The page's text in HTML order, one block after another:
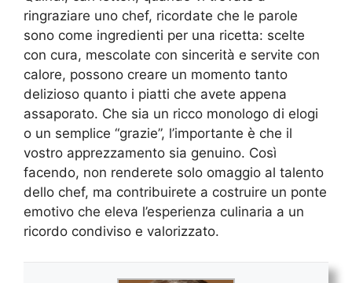
ringraziare uno chef, ricordate che le parole
sono come ingredienti per una ricetta: scelte
con cura, mescolate con sincerità e servite con
calore, possono creare un momento tanto
delizioso quanto i piatti che avete appena
assaporato. Che sia un ricco monologo di elogi
o un semplice “grazie”, l’importante è che il
vostro apprezzamento sia genuino. Così
facendo, non renderete solo omaggio al talento
dello chef, ma contribuirete a costruire un ponte
emotivo che eleva l’esperienza culinaria a un
ricordo condiviso e valorizzato.